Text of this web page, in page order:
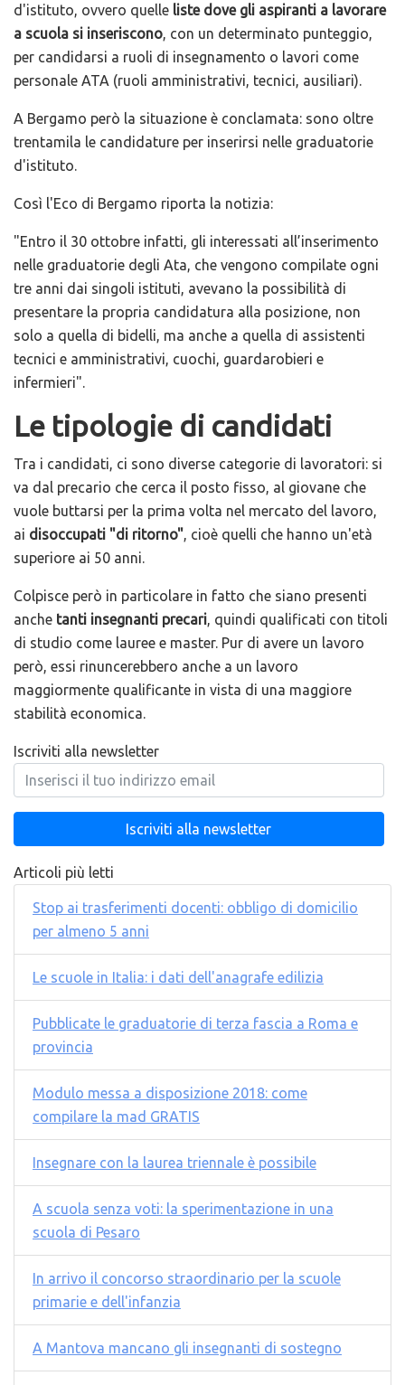
d'istituto, ovvero quelle liste dove gli aspiranti a lavorare
a scuola si inseriscono, con un determinato punteggio,
per candidarsi a ruoli di insegnamento o lavori come
personale ATA (ruoli amministrativi, tecnici, ausiliari).
A Bergamo però la situazione è conclamata: sono oltre
trentamila le candidature per inserirsi nelle graduatorie
d'istituto.
Così l'Eco di Bergamo riporta la notizia:
"Entro il 30 ottobre infatti, gli interessati all’inserimento
nelle graduatorie degli Ata, che vengono compilate ogni
tre anni dai singoli istituti, avevano la possibilità di
presentare la propria candidatura alla posizione, non
solo a quella di bidelli, ma anche a quella di assistenti
tecnici e amministrativi, cuochi, guardarobieri e
infermieri".
Le tipologie di candidati
Tra i candidati, ci sono diverse categorie di lavoratori: si
va dal precario che cerca il posto fisso, al giovane che
vuole buttarsi per la prima volta nel mercato del lavoro,
ai disoccupati "di ritorno", cioè quelli che hanno un'età
superiore ai 50 anni.
Colpisce però in particolare in fatto che siano presenti
anche tanti insegnanti precari, quindi qualificati con titoli
di studio come lauree e master. Pur di avere un lavoro
però, essi rinuncerebbero anche a un lavoro
maggiormente qualificante in vista di una maggiore
stabilità economica.
Iscriviti alla newsletter
Articoli più letti
Stop ai trasferimenti docenti: obbligo di domicilio
per almeno 5 anni
Le scuole in Italia: i dati dell'anagrafe edilizia
Pubblicate le graduatorie di terza fascia a Roma e
provincia
Modulo messa a disposizione 2018: come
compilare la mad GRATIS
Insegnare con la laurea triennale è possibile
A scuola senza voti: la sperimentazione in una
scuola di Pesaro
In arrivo il concorso straordinario per la scuole
primarie e dell'infanzia
A Mantova mancano gli insegnanti di sostegno